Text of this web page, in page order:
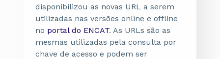
disponibilizou as novas URL a serem
utilizadas nas versões online e offline
no portal do ENCAT. As URLs são as
mesmas utilizadas pela consulta por
chave de acesso e podem ser